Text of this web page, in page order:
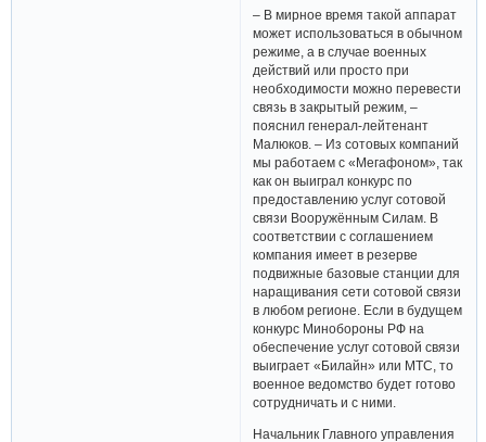
– В мирное время такой аппарат
может использоваться в обычном
режиме, а в случае военных
действий или просто при
необходимости можно перевести
связь в закрытый режим, –
пояснил генерал-лейтенант
Малюков. – Из сотовых компаний
мы работаем с «Мегафоном», так
как он выиграл конкурс по
предоставлению услуг сотовой
связи Вооружённым Силам. В
соответствии с соглашением
компания имеет в резерве
подвижные базовые станции для
наращивания сети сотовой связи
в любом регионе. Если в будущем
конкурс Минобороны РФ на
обеспечение услуг сотовой связи
выиграет «Билайн» или МТС, то
военное ведомство будет готово
сотрудничать и с ними.
Начальник Главного управления